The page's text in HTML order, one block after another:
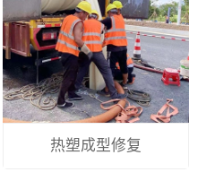
热塑成型修复